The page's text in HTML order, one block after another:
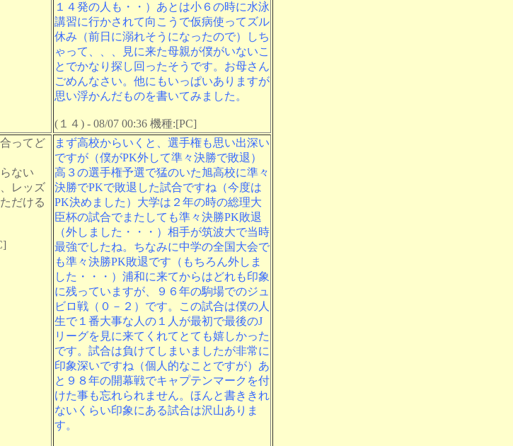
１４発の人も・・）あとは小６の時に水泳
講習に行かされて向こうで仮病使ってズル
休み（前日に溺れそうになったので）しち
ゃって、、、見に来た母親が僕がいないこ
とでかなり探し回ったそうです。お母さん
ごめんなさい。他にもいっぱいありますが
思い浮かんだものを書いてみました。
(１４) - 08/07 00:36 機種:[PC]
ってど
ない
レッズ
だける
まず高校からいくと、選手権も思い出深い
ですが（僕がPK外して準々決勝で敗退）
高３の選手権予選で猛のいた旭高校に準々
決勝でPKで敗退した試合ですね（今度は
PK決めました）大学は２年の時の総理大
臣杯の試合でまたしても準々決勝PK敗退
（外しました・・・）相手が筑波大で当時
最強でしたね。ちなみに中学の全国大会で
も準々決勝PK敗退です（もちろん外しま
した・・・）浦和に来てからはどれも印象
に残っていますが、９６年の駒場でのジュ
ビロ戦（０－２）です。この試合は僕の人
生で１番大事な人の１人が最初で最後のJ
リーグを見に来てくれてとても嬉しかった
です。試合は負けてしまいましたが非常に
印象深いですね（個人的なことですが）あ
と９８年の開幕戦でキャプテンマークを付
けた事も忘れられません。ほんと書ききれ
ないくらい印象にある試合は沢山ありま
す。